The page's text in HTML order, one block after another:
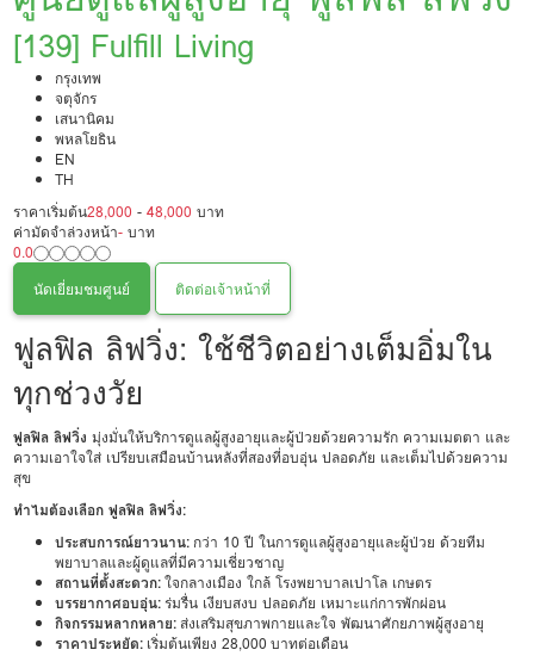
[139] Fulfill Living
กรุงเทพ
จตุจักร
เสนานิคม
พหลโยธิน
EN
TH
ราคาเริ่มต้น28,000 -48,000 บาท
ค่ามัดจำล่วงหน้า- บาท
0.0
นัดเยี่ยมชมศูนย์
ติดต่อเจ้าหน้าที่
ฟูลฟิล ลิฟวิ่ง: ใช้ชีวิตอย่างเต็มอิ่มใน
ทุกช่วงวัย
ฟูลฟิล ลิฟวิ่ง มุ่งมั่นให้บริการดูแลผู้สูงอายุและผู้ป่วยด้วยความรัก ความเมตตา และ
ความเอาใจใส่ เปรียบเสมือนบ้านหลังที่สองที่อบอุ่น ปลอดภัย และเต็มไปด้วยความ
สุข
ทำไมต้องเลือก ฟูลฟิล ลิฟวิ่ง:
ประสบการณ์ยาวนาน: กว่า 10 ปี ในการดูแลผู้สูงอายุและผู้ป่วย ด้วยทีม
พยาบาลและผู้ดูแลที่มีความเชี่ยวชาญ
สถานที่ตั้งสะดวก:ใจกลางเมือง ใกล้ โรงพยาบาลเปาโล เกษตร
บรรยากาศอบอุ่น: ร่มรื่น เงียบสงบ ปลอดภัย เหมาะแก่การพักผ่อน
กิจกรรมหลากหลาย: ส่งเสริมสุขภาพกายและใจ พัฒนาศักยภาพผู้สูงอายุ
ราคาประหยัด: เริ่มต้นเพียง 28,000 บาทต่อเดือน